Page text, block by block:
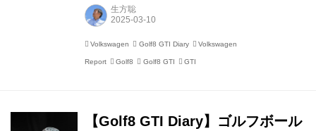
パワーアップや乗り味のブラッシュアップ、セン
ターディスプレイの使い勝手の向上以外にも、い
GTI ホットハッチの代名詞であるフォルクスワー
ゲンのコンパクトスポーツ「Golf GTI」がマイナ
生方聡
Volkswagen Golf8 GTI Diary Volkswagen
Report Golf8 Golf8 GTI GTI
【Golf8 GTI Diary】ゴルフボール